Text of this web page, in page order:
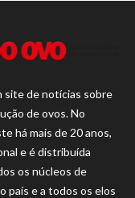
site de notícias sobre
de ovos. No
há mais de 20 anos,
e é distribuída
os núcleos de
país e a todos os elos